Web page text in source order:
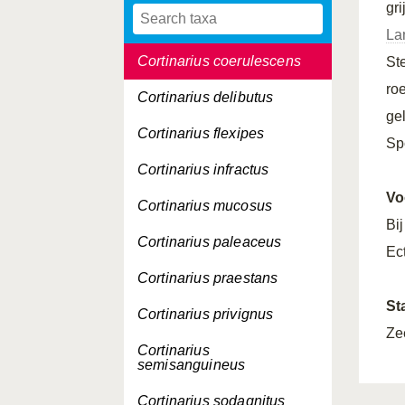
Cortinarius cinnabarinus
Cortinarius coerulescens
Cortinarius delibutus
Cortinarius flexipes
Cortinarius infractus
Cortinarius mucosus
Cortinarius paleaceus
Cortinarius praestans
Cortinarius privignus
Cortinarius
semisanguineus
Cortinarius sodagnitus